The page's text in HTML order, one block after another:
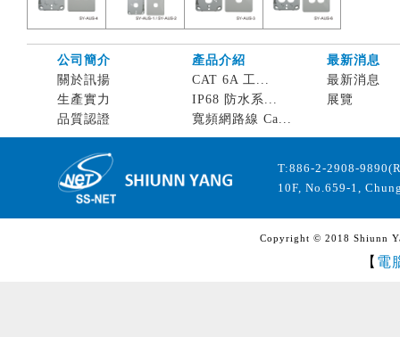
公司簡介 產品介紹
最新消息
關於訊揚
生產實力
品質認證
CAT 6A 工...
IP68 防水系...
寬頻網路線 Ca...
最新消息
展覽
T:886-2-2908-
10F, No.659-1,
Copyright © 2018 Shiunn
【 電